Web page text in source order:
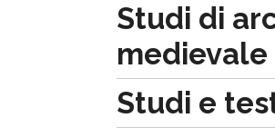
Studi di
medievale
Studi e